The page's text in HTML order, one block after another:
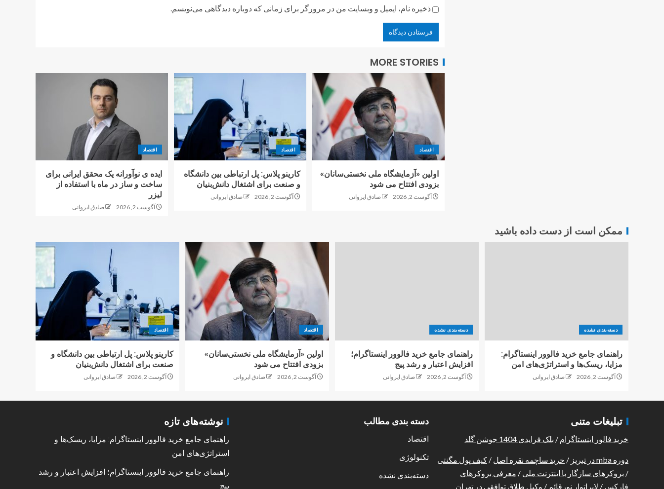
ذخیره نام، ایمیل و وبسایت من در مرورگر برای زمانی که دوباره دیدگاهی می‌نویسم.
MORE STORIES
اقتصاد
اولین «آزمایشگاه ملی نخستی‌سانان»
بزودی افتتاح می شود
آگوست 2, 2026 صادق ایروانی
اقتصاد
کارینو پلاس: پل ارتباطی بین دانشگاه
و صنعت برای اشتغال دانش‌بنیان
آگوست 2, 2026 صادق ایروانی
اقتصاد
ایده ی نوآورانه یک محقق ایرانی برای
ساخت و ساز در ماه با استفاده از
لیزر
آگوست 2, 2026 صادق ایروانی
ممکن است از دست داده باشید
دسته‌بندی نشده
راهنمای جامع خرید فالوور اینستاگرام:
مزایا، ریسک‌ها و استراتژی‌های امن
آگوست 2, 2026 صادق ایروانی
دسته‌بندی نشده
راهنمای جامع خرید فالوور اینستاگرام؛
افزایش اعتبار و رشد پیج
آگوست 2, 2026 صادق ایروانی
اقتصاد
اولین «آزمایشگاه ملی نخستی‌سانان»
بزودی افتتاح می شود
آگوست 2, 2026 صادق ایروانی
اقتصاد
کارینو پلاس: پل ارتباطی بین دانشگاه و
صنعت برای اشتغال دانش‌بنیان
آگوست 2, 2026 صادق ایروانی
نوشته‌های تازه
راهنمای جامع خرید فالوور اینستاگرام: مزایا، ریسک‌ها و
استراتژی‌های امن
راهنمای جامع خرید فالوور اینستاگرام؛ افزایش اعتبار و رشد
پیج
دسته بندی مطالب
اقتصاد
تکنولوژی
دسته‌بندی نشده
تبلیغات متنی
خرید فالور اینستاگرام / بلک فرایدی 1404 جوشن گلد
دوره mba در تبریز / خرید ساچمه نقره اصل / کیف پول مگنتی
/ بروکرهای سازگار با اینترنت ملی / معرفی بروکرهای
فارکس / لابراتوار نورقائم / وکیل طلاق توافقی در تهران